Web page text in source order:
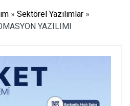
» Sektörel Yazılımlar »
YAZILIMI